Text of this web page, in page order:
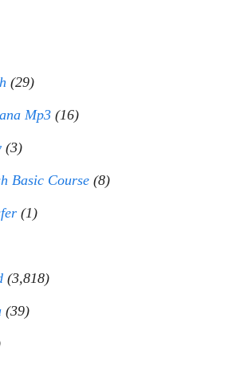
(29)
Mp3 (16)
(3)
Basic Course (8)
(1)
(3,818)
(39)